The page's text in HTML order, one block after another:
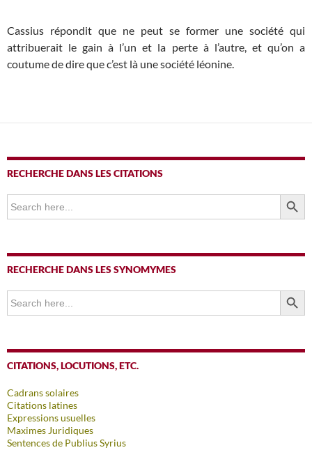
Cassius répondit que ne peut se former une société qui
attribuerait le gain à l’un et la perte à l’autre, et qu’on a
coutume de dire que c’est là une société léonine.
RECHERCHE DANS LES CITATIONS
Search
for:
SEARCH
RECHERCHE DANS LES SYNOMYMES
Search
for:
SEARCH
CITATIONS, LOCUTIONS, ETC.
Cadrans solaires
Citations latines
Expressions usuelles
Maximes Juridiques
Sentences de Publius Syrius